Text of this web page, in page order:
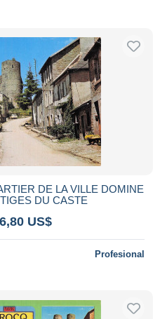
DE LA VILLE DOMINE
DU CASTE
US$
Profesional